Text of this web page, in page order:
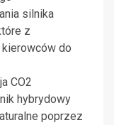
silnika
z
do
CO2
hybrydowy
poprzez